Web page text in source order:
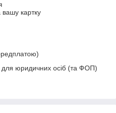
вашу картку
для юридичних осіб (та ФОП)